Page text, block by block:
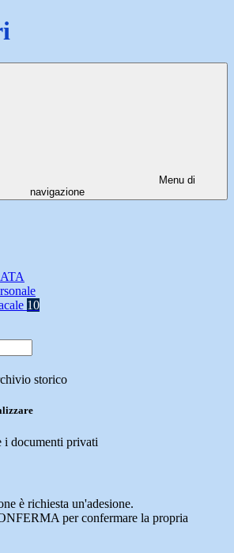
Menu di
navigazione
10
storico
i documenti privati
è richiesta un'adesione.
per confermare la propria